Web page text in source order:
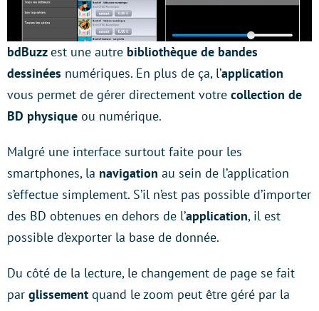
bdBuzzest une autre bibliothèque de bandes
dessinées numériques. En plus de ça, l’application
vous permet de gérer directement votre collection de
BD physique ou numérique.
Malgré une interface surtout faite pour les
smartphones, la navigation au sein de l’application
s’effectue simplement. S’il n’est pas possible d’importer
des BD obtenues en dehors de l’application, il est
possible d’exporter la base de donnée.
Du côté de la lecture, le changement de page se fait
par glissement quand le zoom peut être géré par la